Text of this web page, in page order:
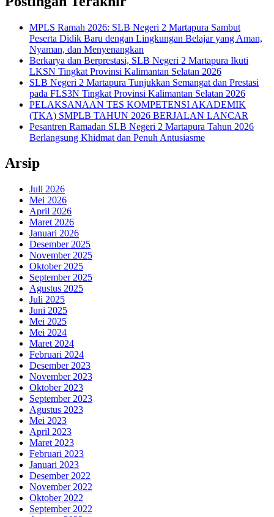
MPLS Ramah 2026: SLB Negeri 2 Martapura Sambut
Peserta Didik Baru dengan Lingkungan Belajar yang Aman,
Nyaman, dan Menyenangkan
Berkarya dan Berprestasi, SLB Negeri 2 Martapura Ikuti
LKSN Tingkat Provinsi Kalimantan Selatan 2026
SLB Negeri 2 Martapura Tunjukkan Semangat dan Prestasi
pada FLS3N Tingkat Provinsi Kalimantan Selatan 2026
PELAKSANAAN TES KOMPETENSI AKADEMIK
(TKA) SMPLB TAHUN 2026 BERJALAN LANCAR
Pesantren Ramadan SLB Negeri 2 Martapura Tahun 2026
Berlangsung Khidmat dan Penuh Antusiasme
Arsip
Juli 2026
Mei 2026
April 2026
Maret 2026
Januari 2026
Desember 2025
November 2025
Oktober 2025
September 2025
Agustus 2025
Juli 2025
Juni 2025
Mei 2025
Mei 2024
Maret 2024
Februari 2024
Desember 2023
November 2023
Oktober 2023
September 2023
Agustus 2023
Mei 2023
April 2023
Maret 2023
Februari 2023
Januari 2023
Desember 2022
November 2022
Oktober 2022
September 2022